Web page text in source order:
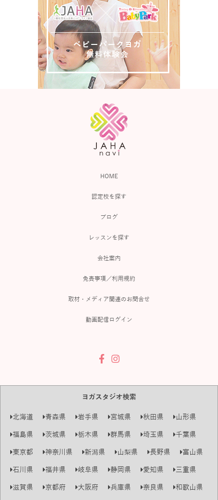
HOME
認定校を探す
ブログ
レッスンを探す
会社案内
免責事項／利用規約
取材・メディア関連のお問合せ
動画配信ログイン
ヨガスタジオ検索
北海道 青森県 岩手県 宮城県 秋田県
山形県
福島県
茨城県 栃木県 群馬県 埼玉県
千葉県
東京都
神奈川県 新潟県 山梨県 長野県
富山県
石川県
福井県 岐阜県 静岡県 愛知県
三重県
滋賀県
京都府 大阪府 兵庫県 奈良県 和歌山県